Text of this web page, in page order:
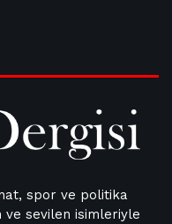
spor ve politika
ve sevilen isimleriyle